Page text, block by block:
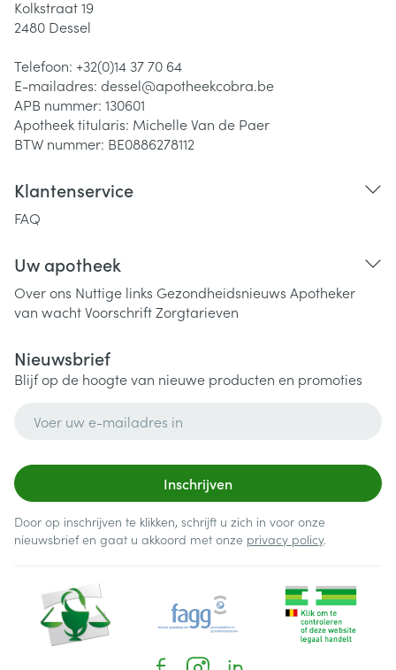
Kolkstraat 19
2480 Dessel
Telefoon: +32(0)14 37 70 64
E-mailadres: dessel@apotheekcobra.be
APB nummer: 130601
Apotheek titularis: Michelle Van de Paer
BTW nummer: BE0886278112
Klantenservice
FAQ
Uw apotheek
Over ons Nuttige links Gezondheidsnieuws Apotheker
van wachtVoorschriftZorgtarieven
Nieuwsbrief
Blijf op de hoogte van nieuwe producten en promoties
Inschrijven
Door op inschrijven te klikken, schrijft u zich in voor onze
nieuwsbrief en gaat u akkoord met onze privacy policy.